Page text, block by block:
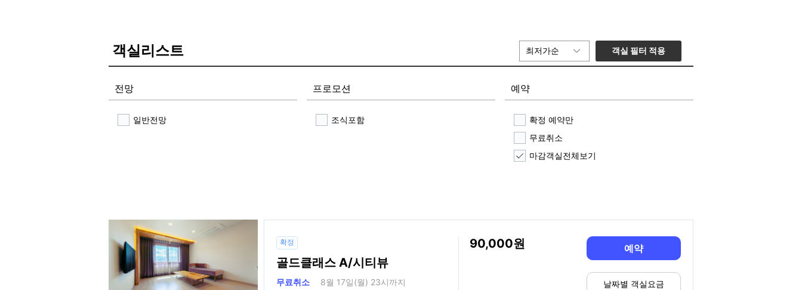
객실리스트 최저가순 객실 필터 적용
전망
일반전망
프로모션
조식포함
예약
확정 예약만
무료취소
마감객실전체보기
확정
골드클래스 A/시티뷰
무료취소 8월 17일(월) 23시까지
90,000 예약
날짜별 객실요금